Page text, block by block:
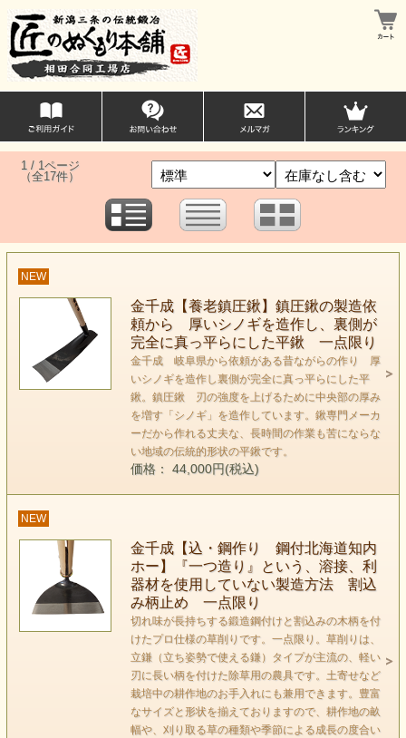
1 / 1ページ
（全17件）
NEW
金千成【養老鎮圧鍬】鎮圧鍬の製造依
頼から 厚いシノギを造作し、裏側が
完全に真っ平らにした平鍬 一点限り
金千成 岐阜県から依頼がある昔ながらの作り 厚
いシノギを造作し裏側が完全に真っ平らにした平
鍬。鎮圧鍬 刃の強度を上げるために中央部の厚み
を増す「シノギ」を造作しています。鍬専門メーカ
ーだから作れる丈夫な、長時間の作業も苦にならな
い地域の伝統的形状の平鍬です。
価格： 44,000円(税込)
NEW
金千成【込・鋼作り 鋼付北海道知内
ホー】『一つ造り』という、溶接、利
器材を使用していない製造方法 割込
み柄止め 一点限り
切れ味が長持ちする鍛造鋼付けと割込みの木柄を付
けたプロ仕様の草削りです。一点限り。草削りは、
立鎌（立ち姿勢で使える鎌）タイプが主流の、軽い
刃に長い柄を付けた除草用の農具です。土寄せなど
栽培中の耕作地のお手入れにも兼用できます。豊富
なサイズと形状を揃えておりますので、耕作地の畝
幅や、刈り取る草の種類や季節による成長の度合い